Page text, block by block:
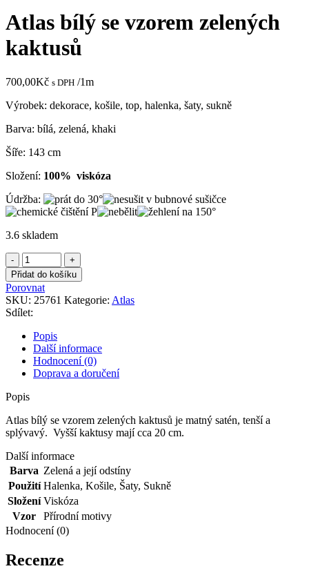
Atlas bílý se vzorem zelených
kaktusů
700,00Kč s DPH /1m
Výrobek: dekorace, košile, top, halenka, šaty, sukně
Barva: bílá, zelená, khaki
Šíře: 143 cm
Složení: 100% viskóza
Údržba:
3.6 skladem
Atlas
bílý
se
vzorem
zelených
kaktusů
množství
Přidat do košíku
Porovnat
SKU: 25761 Kategorie: Atlas
Sdílet:
Popis
Další informace
Hodnocení (0)
Doprava a doručení
Popis
Atlas bílý se vzorem zelených kaktusů je matný satén, tenší a
splývavý. Vyšší kaktusy mají cca 20 cm.
Další informace
Barva Zelená a její odstíny
Použití Halenka, Košile, Šaty, Sukně
Složení Viskóza
Vzor
Přírodní motivy
Hodnocení (0)
Recenze